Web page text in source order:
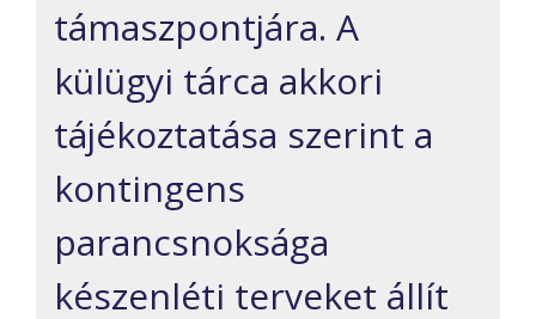
támaszpontjára. A
külügyi tárca akkori
tájékoztatása szerint a
kontingens
parancsnoksága
készenléti terveket állít